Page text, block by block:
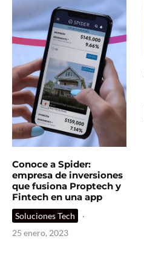
Conoce a Spider:
empresa de inversiones
que fusiona Proptech y
Fintech en una app
Soluciones Tech
·
25 enero, 2023